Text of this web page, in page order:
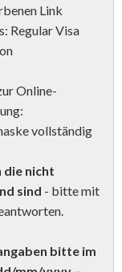
Link
Regular Visa
Online-
vollständig
die nicht
sind - bitte mit
bitte im